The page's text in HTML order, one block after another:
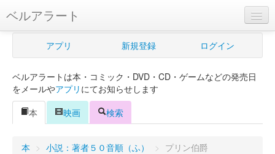
ベルアラート
ベルアラートとは
新規登録
ログイン
アプリ 新規登録 ログイン
ベルアラートは本・コミック・DVD・CD・ゲームなどの発売日
をメールやアプリ にてお知らせします
本
映画 検索
本 > 小説：著者５０音順（ふ） > プリン伯爵